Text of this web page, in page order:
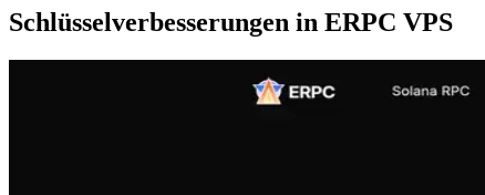
Schlüsselverbesserungen in ERPC VPS